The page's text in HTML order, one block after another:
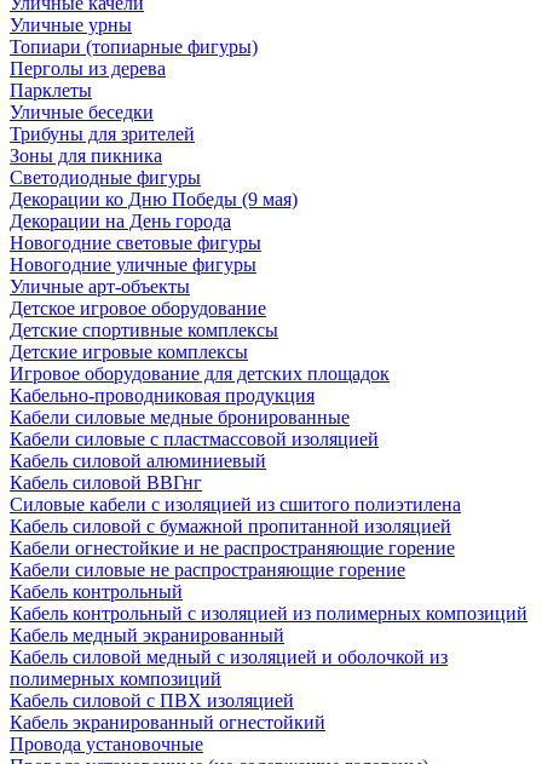
Уличные урны
Топиари (топиарные фигуры)
Перголы из дерева
Парклеты
Уличные беседки
Трибуны для зрителей
Зоны для пикника
Светодиодные фигуры
Декорации ко Дню Победы (9 мая)
Декорации на День города
Новогодние световые фигуры
Новогодние уличные фигуры
Уличные арт-объекты
Детское игровое оборудование
Детские спортивные комплексы
Детские игровые комплексы
Игровое оборудование для детских площадок
Кабельно-проводниковая продукция
Кабели силовые медные бронированные
Кабели силовые с пластмассовой изоляцией
Кабель силовой алюминиевый
Кабель силовой ВВГнг
Силовые кабели с изоляцией из сшитого полиэтилена
Кабель силовой с бумажной пропитанной изоляцией
Кабели огнестойкие и не распространяющие горение
Кабели силовые не распространяющие горение
Кабель контрольный
Кабель контрольный с изоляцией из полимерных композиций
Кабель медный экранированный
Кабель силовой медный с изоляцией и оболочкой из
полимерных композиций
Кабель силовой с ПВХ изоляцией
Кабель экранированный огнестойкий
Провода установочные